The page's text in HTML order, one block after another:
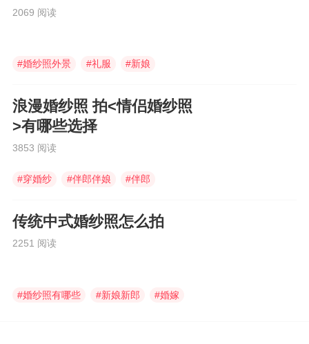
2069 阅读
#婚纱照外景 #礼服 #新娘
浪漫婚纱照 拍<情侣婚纱照
>有哪些选择
3853 阅读
#穿婚纱 #伴郎伴娘 #伴郎
传统中式婚纱照怎么拍
2251 阅读
#婚纱照有哪些 #新娘新郎 #婚嫁